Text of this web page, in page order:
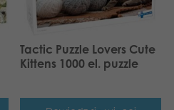
Tactic Puzzle Lovers Cute
Kittens 1000 el. puzzle